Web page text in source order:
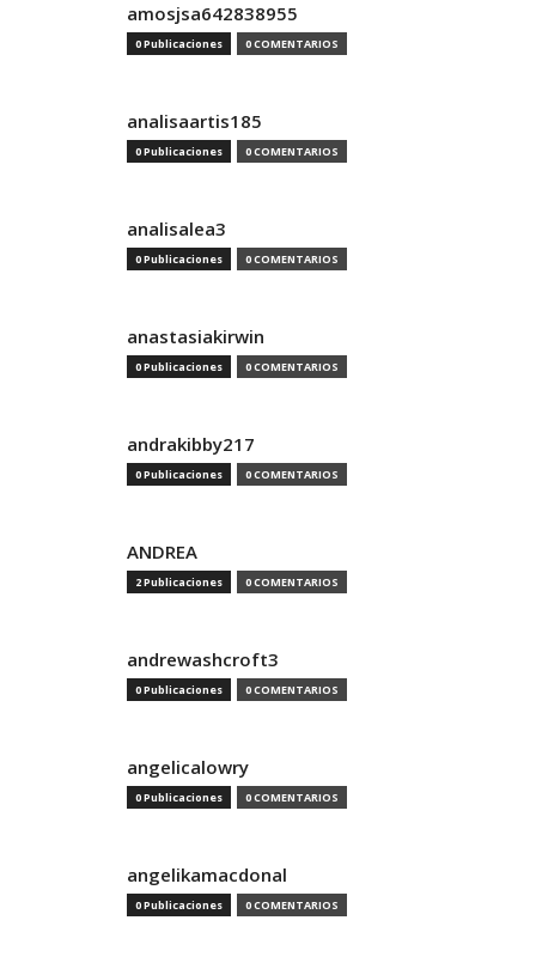
amosjsa642838955
0 Publicaciones 0 COMENTARIOS
analisaartis185
0 Publicaciones 0 COMENTARIOS
analisalea3
0 Publicaciones 0 COMENTARIOS
anastasiakirwin
0 Publicaciones 0 COMENTARIOS
andrakibby217
0 Publicaciones 0 COMENTARIOS
ANDREA
2 Publicaciones 0 COMENTARIOS
andrewashcroft3
0 Publicaciones 0 COMENTARIOS
angelicalowry
0 Publicaciones 0 COMENTARIOS
angelikamacdonal
0 Publicaciones 0 COMENTARIOS